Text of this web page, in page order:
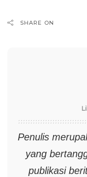
SHARE ON
Penulis
yang
publikasi